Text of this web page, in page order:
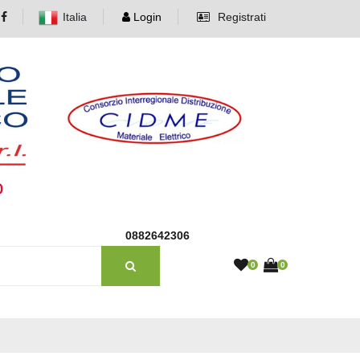
Italia Login Registrati
0882642306
0 0